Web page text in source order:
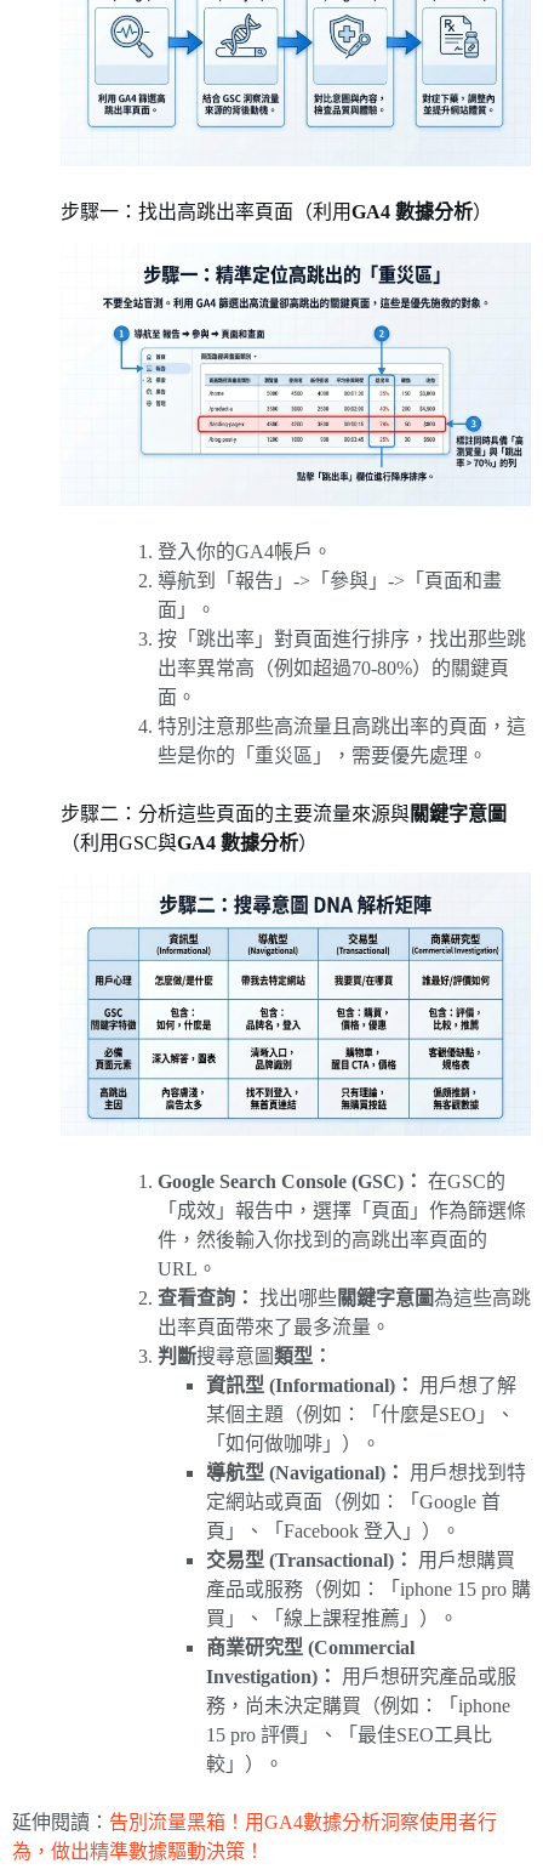
步驟一：找出高跳出率頁面（利用GA4 數據分析）
登入你的GA4帳戶。
導航到「報告」->「參與」->「頁面和畫
面」。
按「跳出率」對頁面進行排序，找出那些跳
出率異常高（例如超過70-80%）的關鍵頁
面。
特別注意那些高流量且高跳出率的頁面，這
些是你的「重災區」，需要優先處理。
步驟二：分析這些頁面的主要流量來源與關鍵字意圖
（利用GSC與GA4 數據分析）
Google Search Console (GSC)： 在GSC的
「成效」報告中，選擇「頁面」作為篩選條
件，然後輸入你找到的高跳出率頁面的
URL。
查看查詢： 找出哪些關鍵字意圖為這些高跳
出率頁面帶來了最多流量。
判斷搜尋意圖類型：
資訊型 (Informational)：
用戶想了解
某個主題（例如：「什麼是SEO」、
「如何做咖啡」）。
導航型 (Navigational)：
用戶想找到特
定網站或頁面（例如：「Google 首
頁」、「Facebook 登入」）。
交易型 (Transactional)：
用戶想購買
產品或服務（例如：「iphone 15 pro 購
買」、「線上課程推薦」）。
商業研究型 (Commercial
Investigation)：
用戶想研究產品或服
務，尚未決定購買（例如：「iphone
15 pro 評價」、「最佳SEO工具比
較」）。
延伸閱讀： 告別流量黑箱！用GA4數據分析洞察使用者行
為，做出精準數據驅動決策！